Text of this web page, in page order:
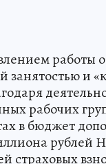
работы
занятостью и
рабочих
в бюджет
рублей
страховых